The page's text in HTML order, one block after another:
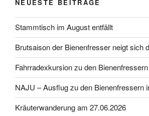
NEUESTE BEITRÄGE
Stammtisch im August entfällt
Brutsaison der Bienenfresser neigt sich
Fahrradexkursion zu den Bienenfressern
NAJU – Ausflug zu den Bienenfressern
Kräuterwanderung am 27.06.2026